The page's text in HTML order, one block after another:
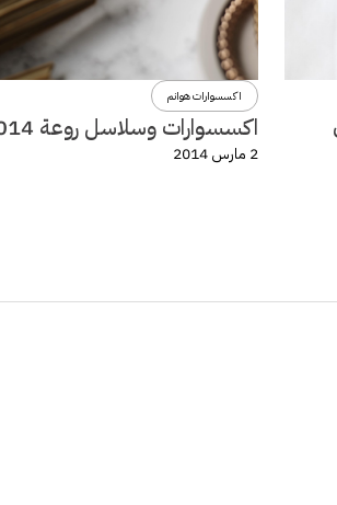
اكسسوارات هوانم
اكسسوارات وسلاسل روعة 2014
2 مارس 2014